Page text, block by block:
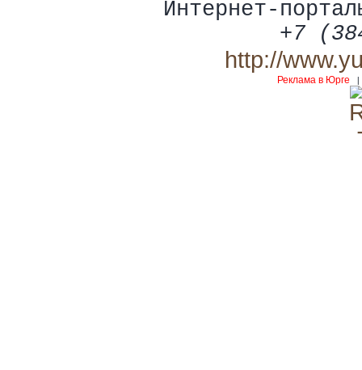
Интернет-
+7
http://
Реклама в Юрге